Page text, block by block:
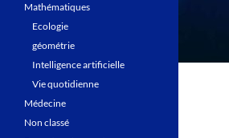
Mathématiques
Ecologie
géométrie
Intelligence artificielle
Vie quotidienne
Médecine
Non classé